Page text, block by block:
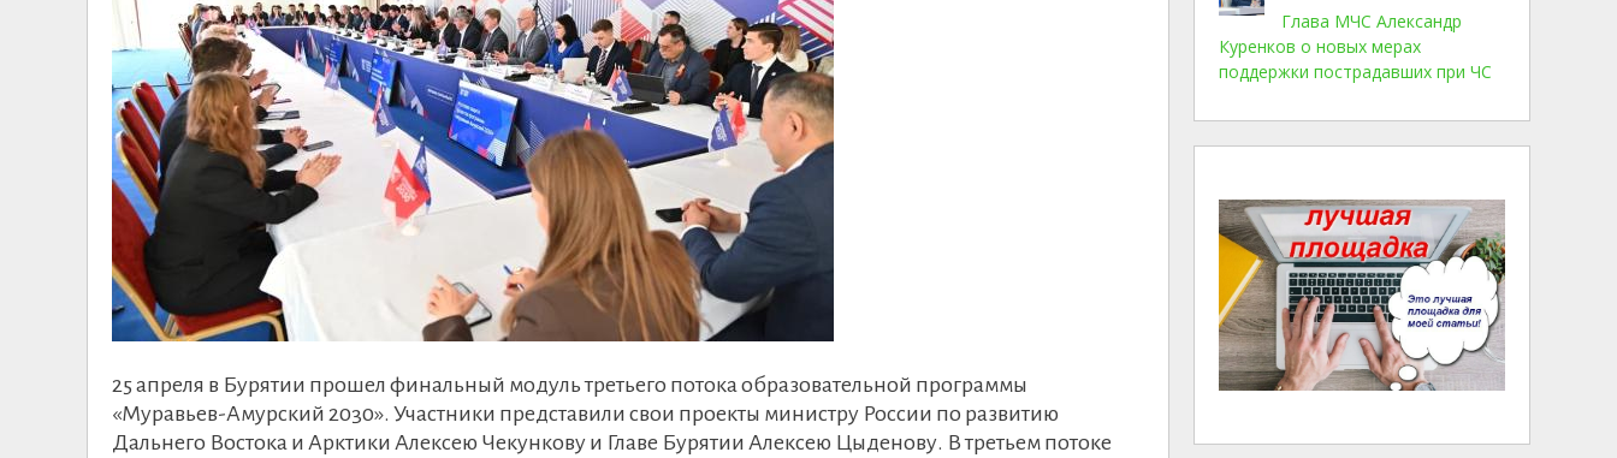
25 апреля в Бурятии прошел финальный модуль третьего потока образовательной программы
«Муравьев-Амурский 2030». Участники представили свои проекты министру России по развитию
Дальнего Востока и Арктики Алексею Чекункову и Главе Бурятии Алексею Цыденову. В третьем потоке
Глава МЧС Александр
Куренков о новых мерах
поддержки пострадавших при ЧС